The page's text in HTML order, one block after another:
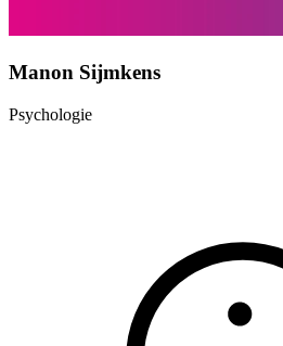
Manon Sijmkens
Psychologie